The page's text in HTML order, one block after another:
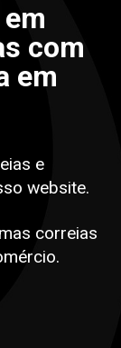
com
em
e
website.
correias